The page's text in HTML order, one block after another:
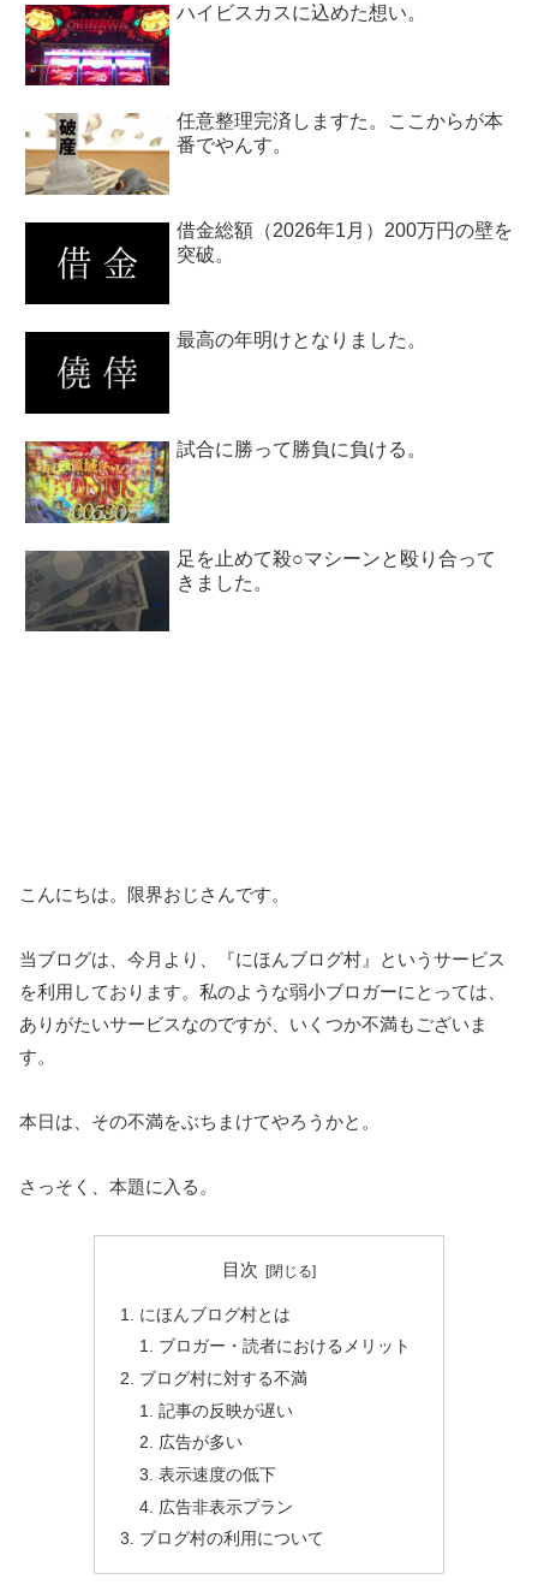
ハイビスカスに込めた想い。
任意整理完済しますた。ここからが本
番でやんす。
借金総額（2026年1月）200万円の壁を
突破。
最高の年明けとなりました。
試合に勝って勝負に負ける。
足を止めて殺○マシーンと殴り合って
きました。
こんにちは。限界おじさんです。
当ブログは、今月より、『にほんブログ村』というサービス
を利用しております。私のような弱小ブロガーにとっては、
ありがたいサービスなのですが、いくつか不満もございま
す。
本日は、その不満をぶちまけてやろうかと。
さっそく、本題に入る。
目次
にほんブログ村とは
ブロガー・読者におけるメリット
ブログ村に対する不満
記事の反映が遅い
広告が多い
表示速度の低下
広告非表示プラン
ブログ村の利用について